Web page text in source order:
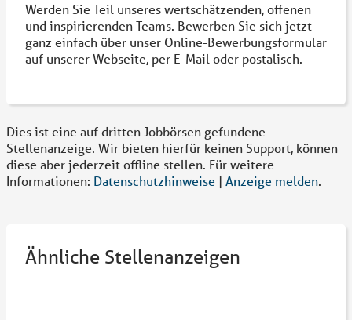
Werden Sie Teil unseres wertschätzenden, offenen
und inspirierenden Teams. Bewerben Sie sich jetzt
ganz einfach über unser Online-Bewerbungsformular
auf unserer Webseite, per E-Mail oder postalisch.
Dies ist eine auf dritten Jobbörsen gefundene
Stellenanzeige. Wir bieten hierfür keinen Support, können
diese aber jederzeit offline stellen. Für weitere
Informationen: Datenschutzhinweise | Anzeige melden.
Ähnliche Stellenanzeigen